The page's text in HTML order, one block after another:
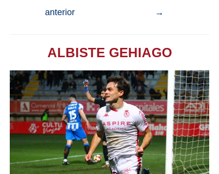
anterior
→
ALBISTE GEHIAGO